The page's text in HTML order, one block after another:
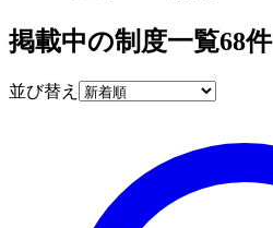
掲載中の制度一覧68件
並び替え